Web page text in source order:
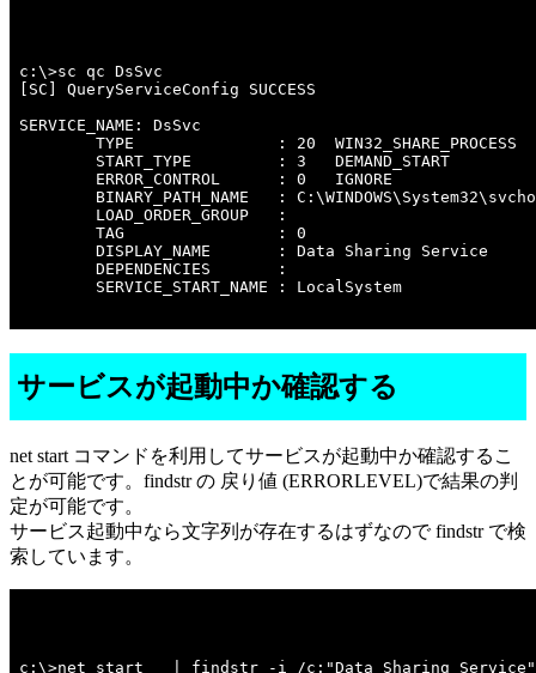
c:\>sc qc DsSvc
[SC] QueryServiceConfig SUCCESS
SERVICE_NAME: DsSvc
        TYPE               : 20  WIN32_SHARE_PROCESS
        START_TYPE         : 3   DEMAND_START
        ERROR_CONTROL      : 0   IGNORE
BINARY_PATH_NAME   :
        LOAD_ORDER_GROUP   :
        TAG                : 0
        DISPLAY_NAME       : Data Sharing Service
        DEPENDENCIES       :
        SERVICE_START_NAME : LocalSystem
サービスが起動中か確認する
net start コマンドを利用してサービスが起動中か確認するこ
とが可能です。findstr の 戻り値 (ERRORLEVEL)で結果の判
定が可能です。
サービス起動中なら文字列が存在するはずなので findstr で検
索しています。
c:\>net start   | findstr -i /c:"Data Sharing